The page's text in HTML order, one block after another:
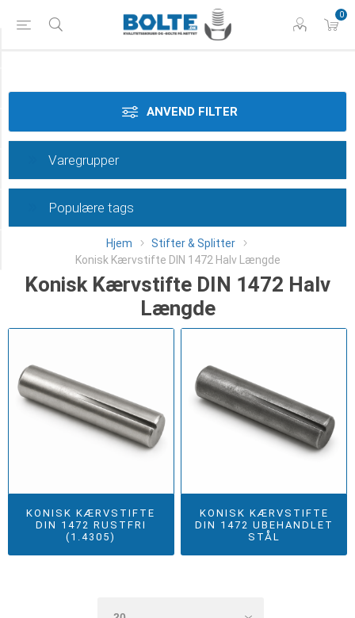
0
Hjem
Stifter & Splitter
Konisk Kærvstifte DIN 1472 Halv Længde
Konisk Kærvstifte DIN 1472 Halv
Længde
KONISK KÆRVSTIFTE
DIN 1472 RUSTFRI
(1.4305)
KONISK KÆRVSTIFTE
DIN 1472 UBEHANDLET
STÅL
ANVEND FILTER
Overflade
Længde
Varegrupper
Populære tags